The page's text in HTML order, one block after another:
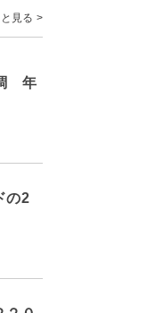
見る >
年
の2